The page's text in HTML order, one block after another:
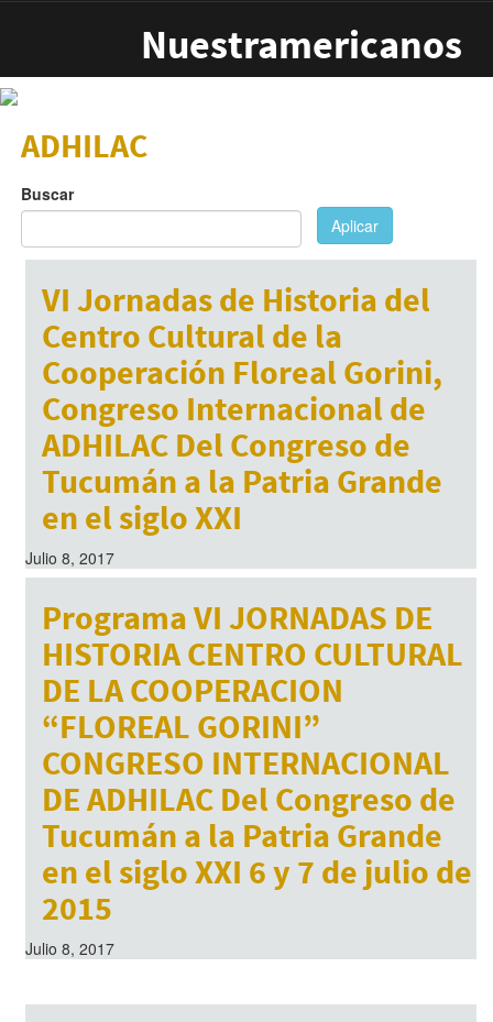
Nuestramericanos
ADHILAC
Buscar
Aplicar
VI Jornadas de Historia del
Centro Cultural de la
Cooperación Floreal Gorini,
Congreso Internacional de
ADHILAC Del Congreso de
Tucumán a la Patria Grande
en el siglo XXI
Julio 8, 2017
Programa VI JORNADAS DE
HISTORIA CENTRO CULTURAL
DE LA COOPERACION
“FLOREAL GORINI”
CONGRESO INTERNACIONAL
DE ADHILAC Del Congreso de
Tucumán a la Patria Grande
en el siglo XXI 6 y 7 de julio de
2015
Julio 8, 2017